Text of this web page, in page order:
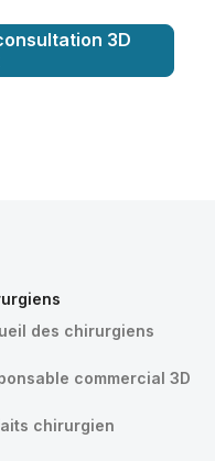
3D
des chirurgiens
commercial 3D
chirurgien